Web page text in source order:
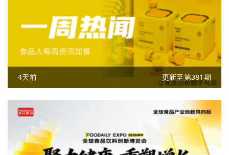
4天前 更新至第381期